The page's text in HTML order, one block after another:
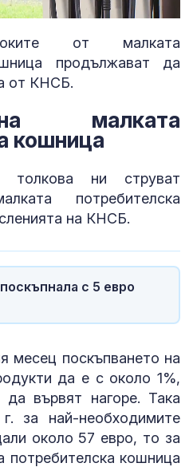
от малката
продължават да
от КНСБ.
малката
кошница
ни струват
потребителска
на КНСБ.
с 5 евро
месец поскъпването на
да е с около 1%,
вървят нагоре. Така
за най-необходимите
около 57 евро, то за
потребителска кошница